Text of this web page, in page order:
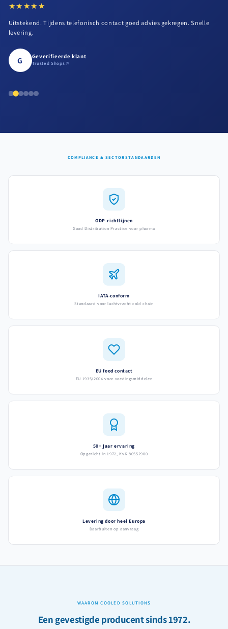
★★★★★
★★★★★
Uitstekend. Tijdens telefonisch contact goed advies gekregen. Snelle
levering.
G Geverifieerde klant
Trusted Shops
COMPLIANCE & SECTORSTANDAARDEN
GDP-richtlijnen
Good Distribution Practice voor pharma
IATA-conform
Standaard voor luchtvracht cold chain
EU food contact
EU 1935/2004 voor voedingsmiddelen
50+ jaar ervaring
Opgericht in 1972, KvK 80552900
Levering door heel Europa
Daarbuiten op aanvraag
WAAROM COOLED SOLUTIONS
Een gevestigde producent sinds 1972.